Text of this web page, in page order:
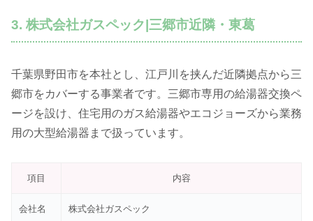
3. 株式会社ガスペック|三郷市近隣・東葛
千葉県野田市を本社とし、江戸川を挟んだ近隣拠点から三
郷市をカバーする事業者です。三郷市専用の給湯器交換ペ
ージを設け、住宅用のガス給湯器やエコジョーズから業務
用の大型給湯器まで扱っています。
項目 内容
会社名 株式会社ガスペック